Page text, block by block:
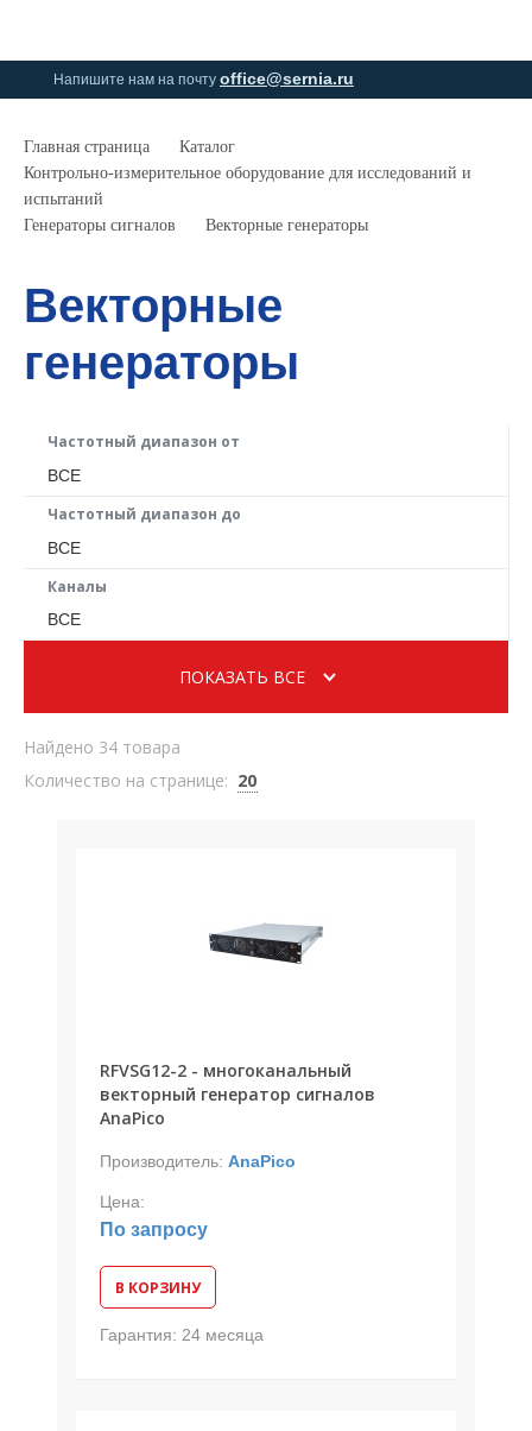
Напишите нам на почту office@sernia.ru
Главная страница
Каталог
Контрольно-измерительное оборудование для исследований и
испытаний
Генераторы сигналов
Векторные генераторы
Векторные
генераторы
Частотный диапазон от
ВСЕ
Частотный диапазон до
ВСЕ
Каналы
ВСЕ
ПОКАЗАТЬ ВСЕ
Найдено 34 товара
Количество на странице: 20
RFVSG12-2 - многоканальный
векторный генератор сигналов
AnaPico
Производитель: AnaPico
Цена:
По запросу
В КОРЗИНУ
Гарантия: 24 месяца